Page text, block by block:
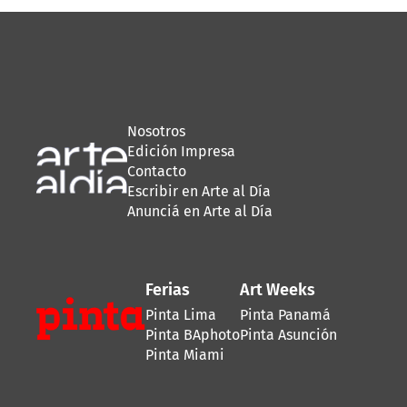
Nosotros
Edición Impresa
Contacto
Escribir en Arte al Día
Anunciá en Arte al Día
Ferias
Pinta Lima
Pinta BAphoto
Pinta Miami
Art Weeks
Pinta Panamá
Pinta Asunción